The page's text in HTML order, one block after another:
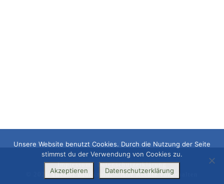
Impressum|
Datenschutzerklärung
© 2026Theater Bruckmühl– Alle Rechte vorbehalten
Unsere Website benutzt Cookies. Durch die Nutzung der Seite
stimmst du der Verwendung von Cookies zu.
Akzeptieren Datenschutzerklärung